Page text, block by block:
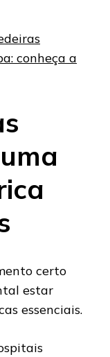
conheça a
certo
estar
essenciais.